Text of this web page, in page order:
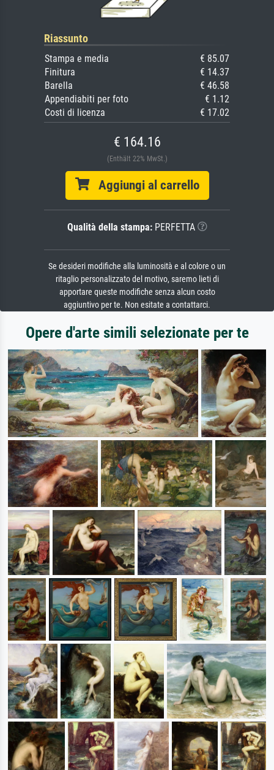
Riassunto
Stampa e media
€ 85.07
Finitura
€ 14.37
Barella
€ 46.58
Appendiabiti per foto
€ 1.12
Costi di licenza
€ 17.02
€ 164.16
(Enthält 22% MwSt.)
Aggiungi al carrello
Qualità della stampa:PERFETTA
Se desideri modifiche alla luminosità e al colore o un
ritaglio personalizzato del motivo, saremo lieti di
apportare queste modifiche senza alcun costo
aggiuntivo per te. Non esitate a contattarci.
Opere d'arte simili selezionate per te